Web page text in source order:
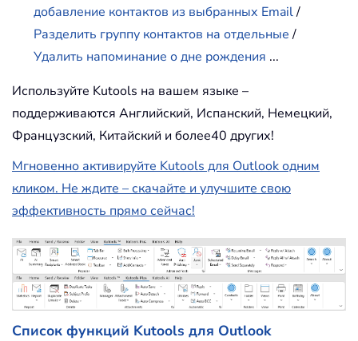
добавление контактов из выбранных Email/
Разделить группу контактов на отдельные/
Удалить напоминание о дне рождения ...
Используйте Kutools на вашем языке –
поддерживаются Английский, Испанский, Немецкий,
Французский, Китайский и более40 других!
Мгновенно активируйте Kutools для Outlook одним
кликом. Не ждите – скачайте и улучшите свою
эффективность прямо сейчас!
Список функций Kutools для Outlook